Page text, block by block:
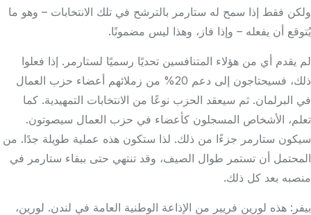
ولكن فقط إذا سمح له ستارمر بالترشح في تلك الانتخابات – وهو ما
يُتوقع أن يفعله – وإذا فاز، وهذا ليس مضمونًا.
لم يقدم أي من هؤلاء المتنافسين تحديًا رسميًا لستارمر. إذا فعلوا
ذلك، فسيحتاجون إلى دعم 20% من زملائهم أعضاء حزب العمال
في البرلمان. ثم سيعقد الحزب نوعًا من الانتخابات التمهيدية. كما
تعلم، الأشخاص المسجلون كأعضاء في حزب العمال سيصوتون.
سيكون ستارمر جزءًا من ذلك. لذا ستكون هذه عملية طويلة جدًا. من
المحتمل أن تستمر طوال الصيف، وقد تنتهي حتى ببقاء ستارمر في
منصبه بعد كل ذلك.
بيفر: هذه لورين فريير من الإذاعة الوطنية العامة في لندن. لورين،